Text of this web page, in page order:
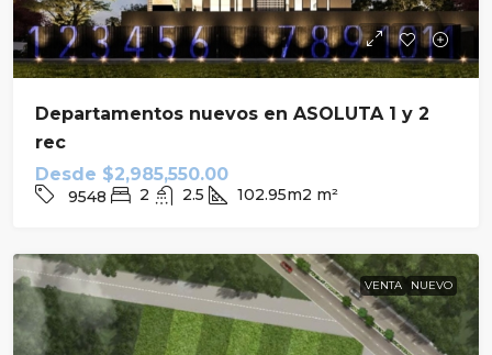
Departamentos nuevos en ASOLUTA 1 y 2
rec
Desde $2,985,550.00
9548 2 2.5 102.95m2 m²
VENTA NUEVO